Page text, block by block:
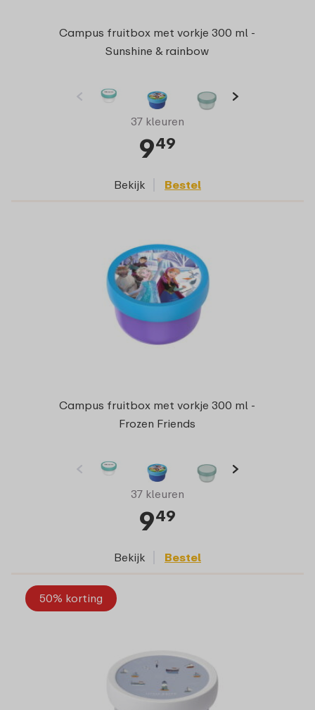
Campus fruitbox met vorkje 300 ml -
Sunshine & rainbow
37 kleuren
949
Bekijk Bestel
Campus fruitbox met vorkje 300 ml -
Frozen Friends
37 kleuren
949
Bekijk Bestel
50% korting